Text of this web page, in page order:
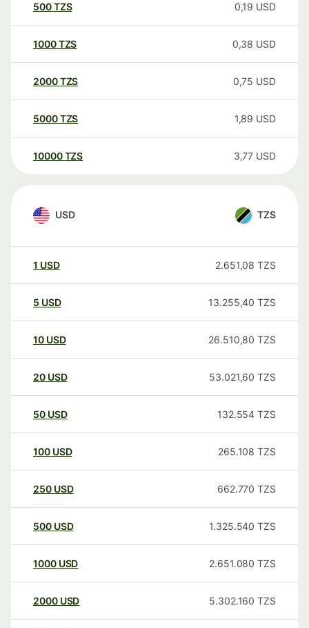
500TZS 0,19 USD
1000TZS 0,38 USD
2000TZS 0,75 USD
5000TZS 1,89 USD
10000 TZS 3,77 USD
USD TZS
1 USD 2.651,08 TZS
5 USD 13.255,40 TZS
10 USD 26.510,80 TZS
20 USD 53.021,60 TZS
50 USD 132.554 TZS
100 USD 265.108 TZS
250 USD 662.770 TZS
500 USD 1.325.540 TZS
1000 USD 2.651.080 TZS
2000 USD 5.302.160 TZS